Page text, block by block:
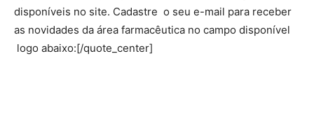
disponíveis no site. Cadastre o seu e-mail para receber
as novidades da área farmacêutica no campo disponível
logo abaixo:[/quote_center]